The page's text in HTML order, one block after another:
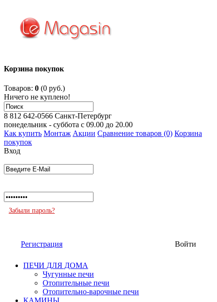
Корзина покупок
Товаров: 0 (0 руб.)
Ничего не куплено!
8 812 642-0566 Санкт-Петербург
понедельник - суббота с 09.00 до 20.00
Как купить Монтаж Акции Сравнение товаров (0) Корзина
покупок
Вход
Забыли пароль?
Регистрация Войти
ПЕЧИ ДЛЯ ДОМА
Чугунные печи
Отопительные печи
Отопительно-варочные печи
КАМИНЫ